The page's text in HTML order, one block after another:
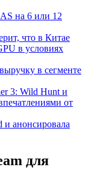
на 6 или 12
что в Китае
в условиях
в сегменте
3: Wild Hunt и
от
и анонсировала
для